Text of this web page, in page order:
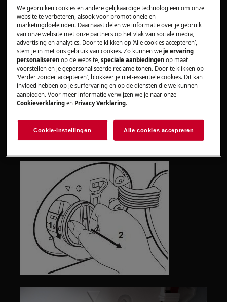
Probeer de filter voorzichtig los te
maken met gereedschap (bijv. een
tang).
Gebruik niet té veel kracht om te
voorkomen dat de kunststof
onderdelen breken.
Informatie over de richting waarin
moet worden gedraaid, is terug te
vinden in de gebruiksaanwijzing of
artikel op "
Vind de
gebruikershandleiding".
We gebruiken cookies en andere gelijkaardige technologieën om onze
website te verbeteren, alsook voor promotionele en
marketingdoeleinden. Daarnaast delen we informatie over je gebruik
van onze website met onze partners op het vlak van sociale media,
advertising en analytics. Door te klikken op ‘Alle cookies accepteren’,
stem je in met ons gebruik van cookies. Zo kunnen weje ervaring
personaliseren op de website,speciale aanbiedingen op maat
voorstellen en je gepersonaliseerde reclame tonen. Door te klikken op
‘Verder zonder accepteren’, blokkeer je niet-essentiële cookies. Dit kan
invloed hebben op je surfervaring en op de diensten die we kunnen
aanbieden. Voor meer informatie verwijzen we je naar onze
Cookieverklaring en Privacy Verklaring.
Cookie-instellingen Alle cookies accepteren